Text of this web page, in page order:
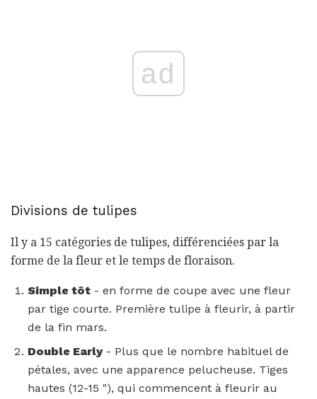
ad
Divisions de tulipes
Il y a 15 catégories de tulipes, différenciées par la
forme de la fleur et le temps de floraison.
Simple tôt - en forme de coupe avec une fleur
par tige courte. Première tulipe à fleurir, à partir
de la fin mars.
Double Early- Plus que le nombre habituel de
pétales, avec une apparence pelucheuse. Tiges
hautes (12-15 "), qui commencent à fleurir au